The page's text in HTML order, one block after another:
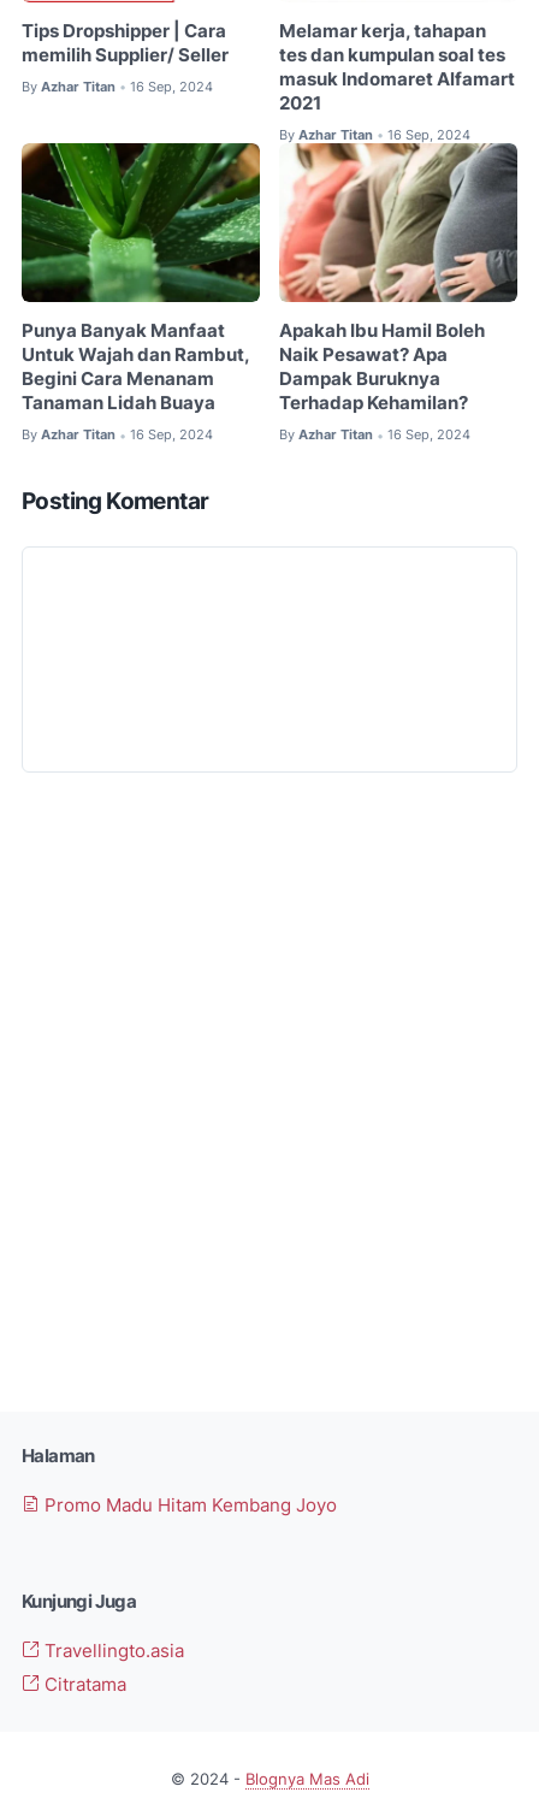
Tips Dropshipper | Cara
memilih Supplier/ Seller
By Azhar Titan • 16 Sep, 2024
Melamar kerja, tahapan
tes dan kumpulan soal tes
masuk Indomaret Alfamart
2021
By Azhar Titan • 16 Sep, 2024
Punya Banyak Manfaat
Untuk Wajah dan Rambut,
Begini Cara Menanam
Tanaman Lidah Buaya
By Azhar Titan • 16 Sep, 2024
Apakah Ibu Hamil Boleh
Naik Pesawat? Apa
Dampak Buruknya
Terhadap Kehamilan?
By Azhar Titan • 16 Sep, 2024
Posting Komentar
Halaman
Promo Madu Hitam Kembang Joyo
Kunjungi Juga
Travellingto.asia
Citratama
© 2024 - Blognya Mas Adi